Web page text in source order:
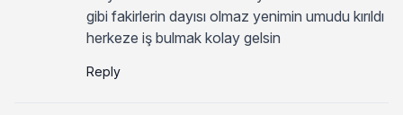
gibi fakirlerin dayısı olmaz yenimin umudu kırıldı
herkeze iş bulmak kolay gelsin
Reply